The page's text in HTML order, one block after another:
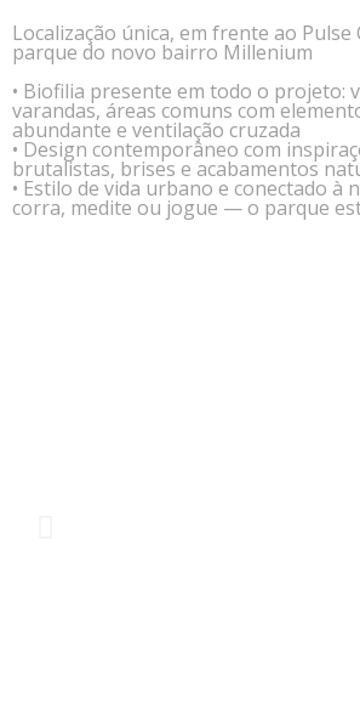
Localização única, em frente ao Pulse
parque do novo bairro Millenium
• Biofilia presente em todo o projeto:
varandas, áreas comuns com
abundante e ventilação cruzada
• Design contemporâneo com
brutalistas, brises e acabamentos
• Estilo de vida urbano e conectado à
corra, medite ou jogue — o parque